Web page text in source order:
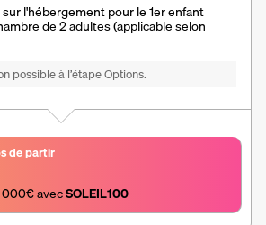
l'hébergement pour le 1er enfant
de 2 adultes (applicable selon
possible à l’étape Options.
de partir
000€ avec SOLEIL100